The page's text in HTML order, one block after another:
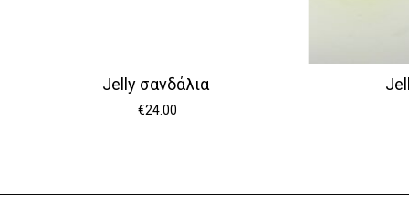
Jelly σανδάλια
€24.00